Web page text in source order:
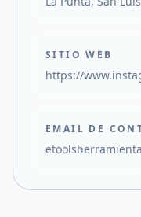
SITIO WEB
https://
EMAIL DE